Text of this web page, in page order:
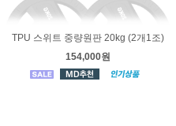
TPU 스위트 중량원판 20kg (2개1조)
154,000원